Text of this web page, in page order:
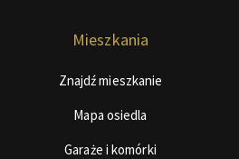
Mieszkania
Znajdź mieszkanie
Mapa osiedla
Garaże i komórki